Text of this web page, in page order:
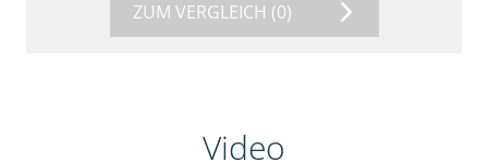
ZUM VERGLEICH (0)
Video